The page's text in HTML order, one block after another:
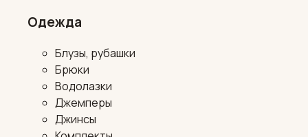
Одежда
Блузы, рубашки
Брюки
Водолазки
Джемперы
Джинсы